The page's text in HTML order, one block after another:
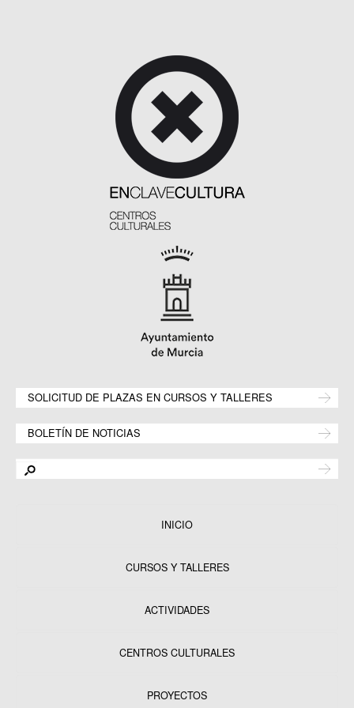
SOLICITUD DE PLAZAS EN CURSOS Y TALLERES
BOLETÍN DE NOTICIAS
INICIO
CURSOS Y TALLERES
ACTIVIDADES
CENTROS CULTURALES
PROYECTOS